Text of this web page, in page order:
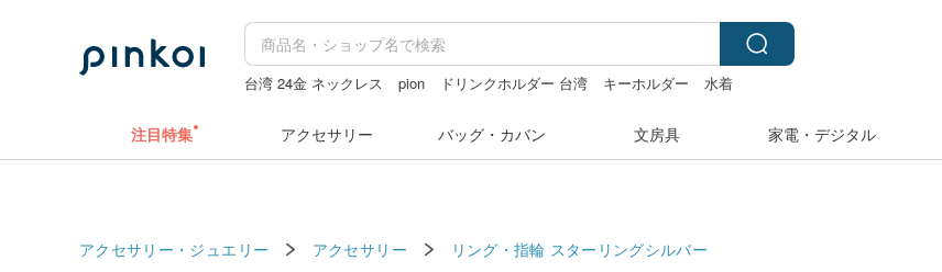
台湾 24金 ネックレス pion ドリンクホルダー 台湾 キーホルダー
水着
注目特集 アクセサリー バッグ・カバン 文房具 家電・デジタル
アクセサリー・ジュエリー アクセサリー リング・指輪 スターリングシルバー